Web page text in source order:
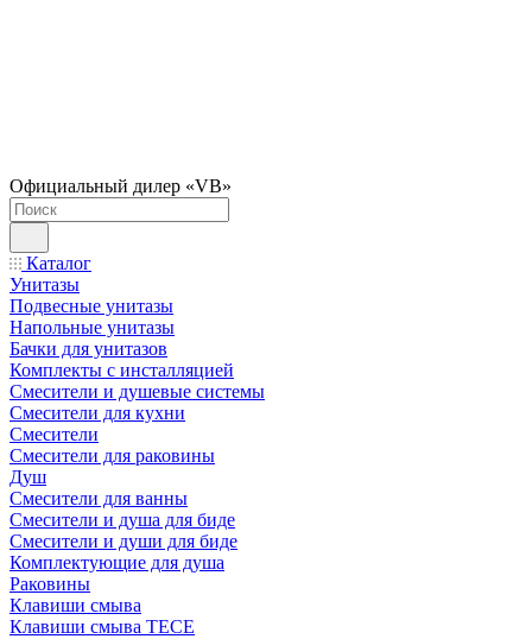
Официальный дилер «VB»
Каталог
Унитазы
Подвесные унитазы
Напольные унитазы
Бачки для унитазов
Комплекты с инсталляцией
Смесители и душевые системы
Смесители для кухни
Смесители
Смесители для раковины
Душ
Смесители для ванны
Смесители и душа для биде
Смесители и души для биде
Комплектующие для душа
Раковины
Клавиши смыва
Клавиши смыва TECE